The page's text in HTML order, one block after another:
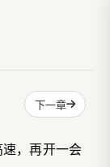
下一章
，再开一会